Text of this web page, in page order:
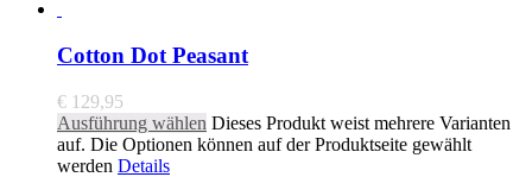
Cotton Dot Peasant
€ 129,95
Ausführung wählen Dieses Produkt weist mehrere Varianten
auf. Die Optionen können auf der Produktseite gewählt
werden Details